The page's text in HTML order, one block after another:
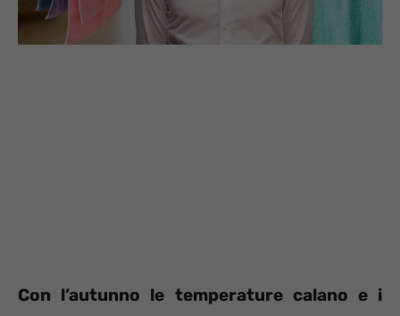
Con l’autunno le temperature calano e i